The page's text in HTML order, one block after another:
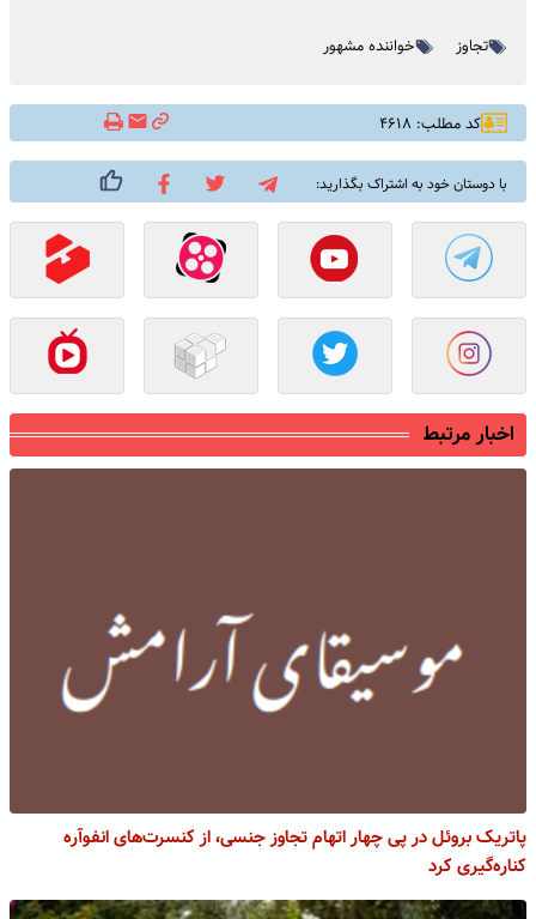
تجاوز خواننده مشهور
کد مطلب: ۴۶۱۸
با دوستان خود به اشتراک بگذارید:
اخبار مرتبط
پاتریک بروئل در پی چهار اتهام تجاوز جنسی، از کنسرت‌های انفوآره
کناره‌گیری کرد